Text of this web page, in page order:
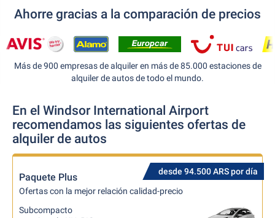
Ahorre gracias a la comparación de precios
Más de 900 empresas de alquiler en más de 85.000 estaciones de
alquiler de autos de todo el mundo.
En el Windsor International Airport
recomendamos las siguientes ofertas de
alquiler de autos
desde 94.500 ARS por día
Paquete Plus
Ofertas con la mejor relación calidad-precio
Subcompacto